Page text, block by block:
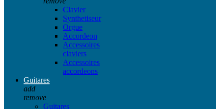
Clavier
Synthetiseur
Orgue
Accordeon
Accessoires
claviers
Accessoires
accordeons
Guitares
add
remove
Guitares